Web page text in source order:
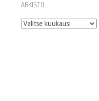
ARKISTO
Arkisto